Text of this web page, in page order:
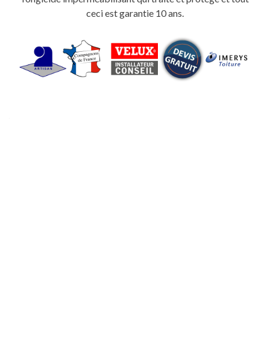
ceci est garantie 10 ans.